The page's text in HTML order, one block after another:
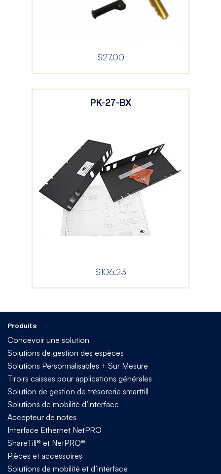
$27.00
PK-27-BX
$106.23
Produits
Concevoir une solution
Solutions de gestion des espèces
Solutions Personnalisables + Sur Mesure
Tiroirs caisses pour applications générales
Solution de gestion de trésorerie smarttill
Solutions de mobilité d’interface
Accepteur de notes
Interface Ethernet NetPRO
ShareTill® et NetPRO®
Pièces et accessoires
Solutions de mobilité et d’interface